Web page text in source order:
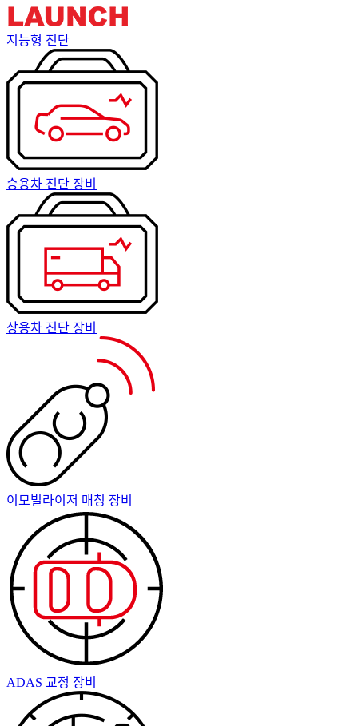
지능형 진단
승용차 진단 장비
상용차 진단 장비
이모빌라이저 매칭 장비
ADAS 교정 장비